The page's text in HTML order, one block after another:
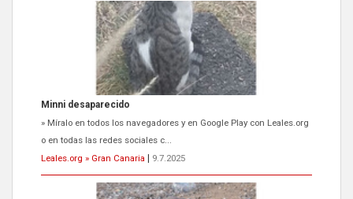
Minni desaparecido
» Míralo en todos los navegadores y en Google Play con Leales.org
o en todas las redes sociales c...
Leales.org » Gran Canaria
9.7.2025